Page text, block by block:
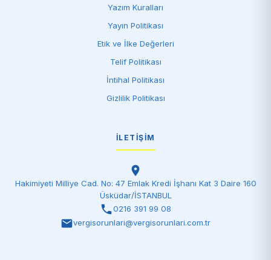
Yazım Kuralları
Yayın Politikası
Etik ve İlke Değerleri
Telif Politikası
İntihal Politikası
Gizlilik Politikası
İLETIŞIM
Hakimiyeti Milliye Cad. No: 47 Emlak Kredi İşhanı Kat 3 Daire 160
Üsküdar/İSTANBUL
0216 391 99 08
vergisorunlari@vergisorunlari.com.tr